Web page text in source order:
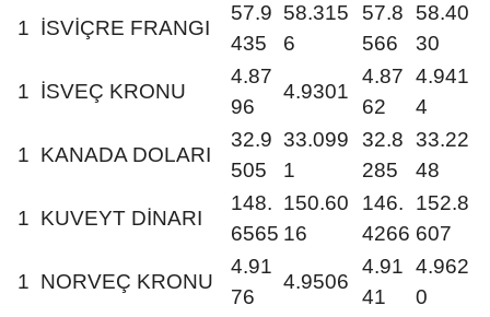
1 İSVİÇRE FRANGI
57.9
435
58.315
6
57.8
566
58.40
30
1 İSVEÇ KRONU
4.87
96
4.9301
4.87
62
4.941
4
1 KANADA DOLARI
32.9
505
33.099
1
32.8
285
33.22
48
1 KUVEYT DİNARI
148.
6565
150.60
16
146.
4266
152.8
607
1 NORVEÇ KRONU
4.91
76
4.9506
4.91
41
4.962
0